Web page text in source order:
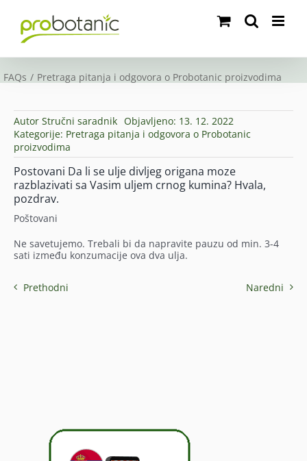
content
FAQs Pretraga pitanja i odgovora o Probotanic proizvodima
Autor Stručni saradnik Objavljeno: 13. 12. 2022
Kategorije: Pretraga pitanja i odgovora o Probotanic
proizvodima
Postovani Da li se ulje divljeg origana moze
razblazivati sa Vasim uljem crnog kumina? Hvala,
pozdrav.
Poštovani
Ne savetujemo. Trebali bi da napravite pauzu od min. 3-4
sati između konzumacije ova dva ulja.
Prethodni Naredni